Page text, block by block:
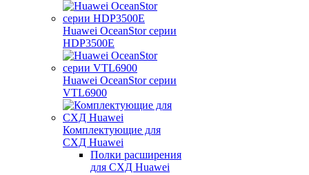
Huawei OceanStor серии
HDP3500E
Huawei OceanStor серии
VTL6900
Комплектующие для
СХД Huawei
Полки расширения
для СХД Huawei